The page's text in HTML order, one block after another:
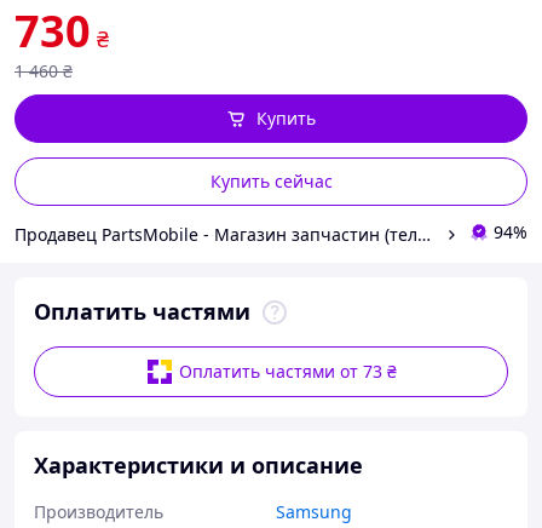
730 ₴
1 460 ₴
Купить сейчас
Купить
Продавец PartsMobile - Магазин запчастин (телефони, планшети, ноутбуки) 94%
Оплатить частями
Оплатить частями от 73 ₴
Характеристики и описание
Производитель
Samsung